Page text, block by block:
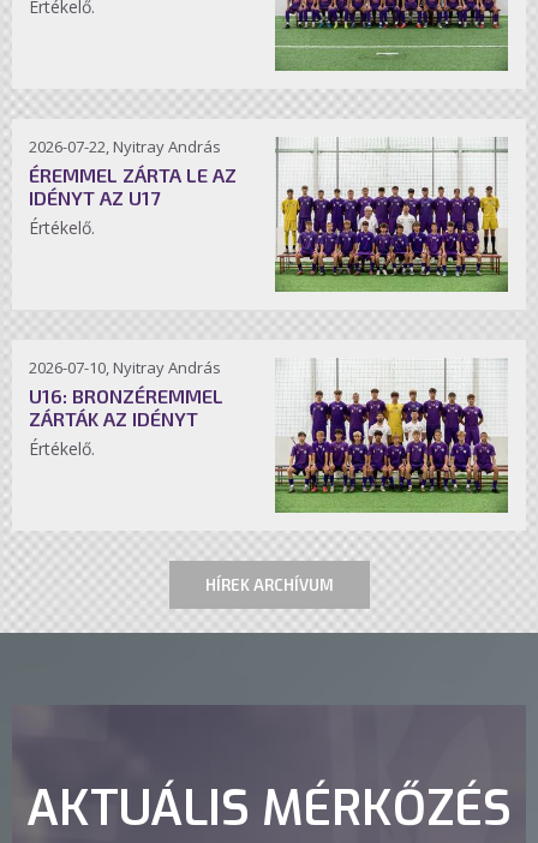
Értékelő.
2026-07-22, Nyitray András
ÉREMMEL ZÁRTA LE AZ
IDÉNYT AZ U17
Értékelő.
2026-07-10, Nyitray András
U16: BRONZÉREMMEL
ZÁRTÁK AZ IDÉNYT
Értékelő.
HÍREK ARCHÍVUM
AKTUÁLIS MÉRKŐZÉS